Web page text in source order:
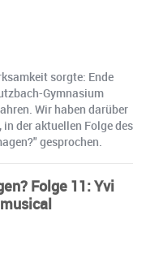
sorgte: Ende
Gymnasium
Wir haben darüber
der aktuellen Folge des
gesprochen.
Folge 11: Yvi